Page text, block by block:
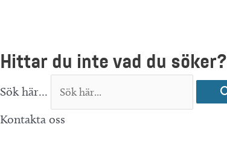
Hittar du inte vad du söker?
Sök här...
Kontakta oss